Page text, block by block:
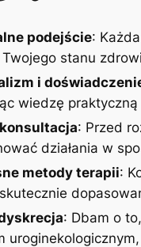
podejście:
stanu
i
wiedzę
konsultacja: Przed
działania w
metody terapii:
: Dbam o